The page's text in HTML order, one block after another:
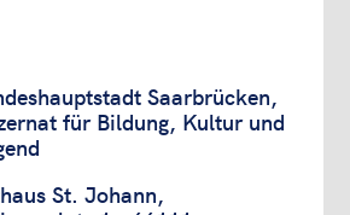
Saarbrücken,
für Bildung, Kultur und
St. Johann,